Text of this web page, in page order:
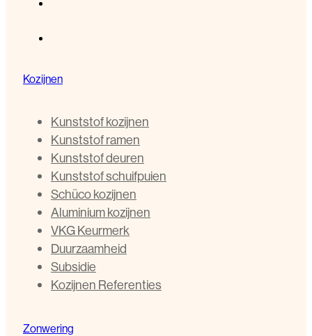
Kozijnen
Kunststof kozijnen
Kunststof ramen
Kunststof deuren
Kunststof schuifpuien
Schüco kozijnen
Aluminium kozijnen
VKG Keurmerk
Duurzaamheid
Subsidie
Kozijnen Referenties
Zonwering